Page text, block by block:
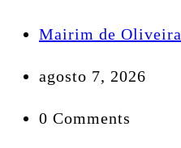
Mairim de Oliveira
agosto 7, 2026
0 Comments